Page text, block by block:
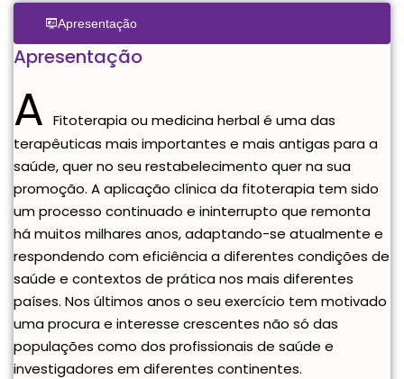
Apresentação
Apresentação
A Fitoterapia ou medicina herbal é uma das
terapêuticas mais importantes e mais antigas para a
saúde, quer no seu restabelecimento quer na sua
promoção. A aplicação clínica da fitoterapia tem sido
um processo continuado e ininterrupto que remonta
há muitos milhares anos, adaptando-se atualmente e
respondendo com eficiência a diferentes condições de
saúde e contextos de prática nos mais diferentes
países. Nos últimos anos o seu exercício tem motivado
uma procura e interesse crescentes não só das
populações como dos profissionais de saúde e
investigadores em diferentes continentes.